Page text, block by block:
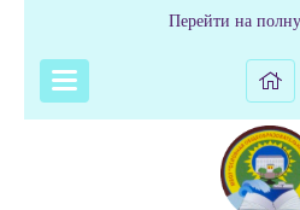
Перейти на